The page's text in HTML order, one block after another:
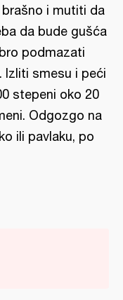
i mutiti da
da bude gušća
podmazati
Izliti smesu i peći
stepeni oko 20
Odgozgo na
ili pavlaku, po